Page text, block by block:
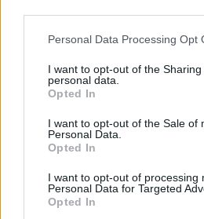
Personal Data Processing Opt
I want to opt-out of the
personal data.
Opted In
I want to opt-out of the Sale of
Personal Data.
Opted In
I want to opt-out of processing
Personal Data for Targeted
Opted In
Aktuelt
Nordjyllands
tocifret millionbeløb
Simon Jensen
Journalist
Følg os på
06. august 2026 kl. 08.00